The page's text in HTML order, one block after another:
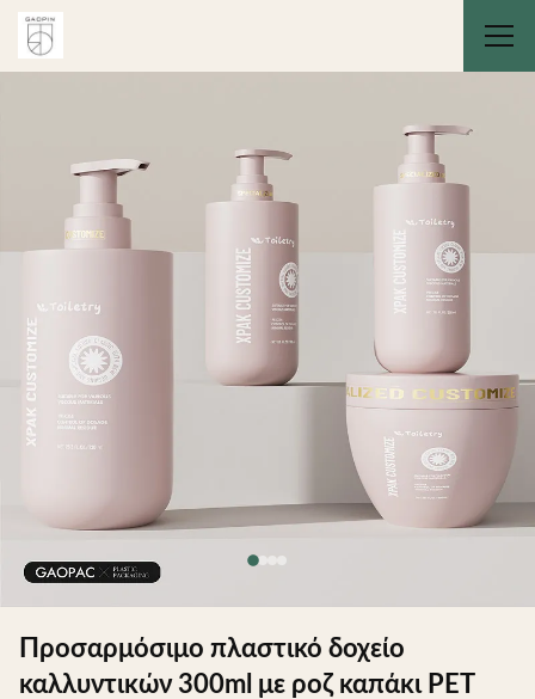
Προσαρμόσιμο πλαστικό δοχείο
καλλυντικών 300ml με ροζ καπάκι PET